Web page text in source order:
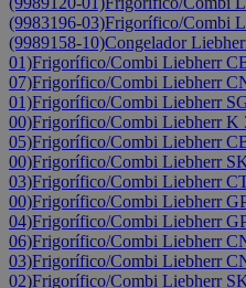
(9983196-03)Frigorífico/Combi
(9989158-10)Congelador
01)Frigorífico/Combi Liebherr
07)Frigorífico/Combi Liebherr
01)Frigorífico/Combi Liebherr
00)Frigorífico/Combi Liebherr K
05)Frigorífico/Combi Liebherr
00)Frigorífico/Combi Liebherr
03)Frigorífico/Combi Liebherr
00)Frigorífico/Combi Liebherr
04)Frigorífico/Combi Liebherr
06)Frigorífico/Combi Liebherr
03)Frigorífico/Combi Liebherr
02)Frigorífico/Combi Liebherr